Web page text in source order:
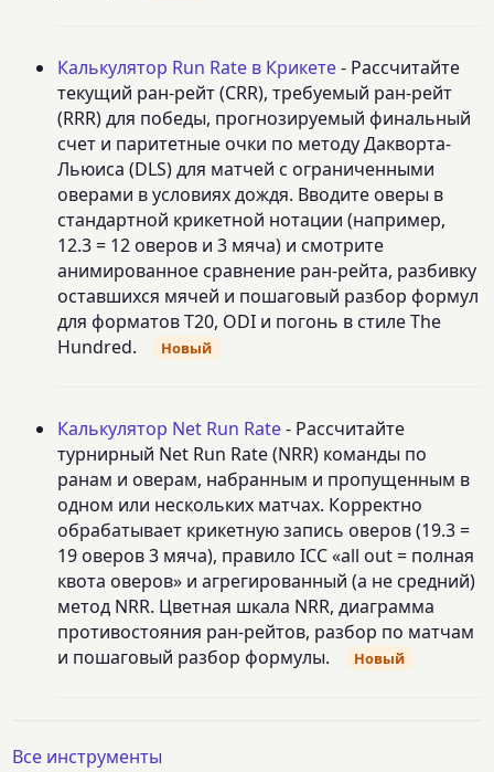
Калькулятор Run Rate в Крикете- Рассчитайте
текущий ран-рейт (CRR), требуемый ран-рейт
(RRR) для победы, прогнозируемый финальный
счет и паритетные очки по методу Дакворта-
Льюиса (DLS) для матчей с ограниченными
оверами в условиях дождя. Вводите оверы в
стандартной крикетной нотации (например,
12.3 = 12 оверов и 3 мяча) и смотрите
анимированное сравнение ран-рейта, разбивку
оставшихся мячей и пошаговый разбор формул
для форматов T20, ODI и погонь в стиле The
Hundred.
Новый
Калькулятор Net Run Rate- Рассчитайте
турнирный Net Run Rate (NRR) команды по
ранам и оверам, набранным и пропущенным в
одном или нескольких матчах. Корректно
обрабатывает крикетную запись оверов (19.3 =
19 оверов 3 мяча), правило ICC «all out = полная
квота оверов» и агрегированный (а не средний)
метод NRR. Цветная шкала NRR, диаграмма
противостояния ран-рейтов, разбор по матчам
и пошаговый разбор формулы.
Новый
Все инструменты